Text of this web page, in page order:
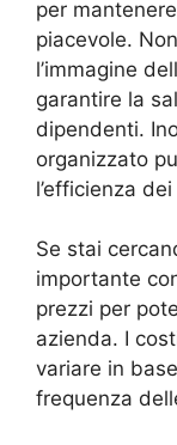
per
piacevole.
l’immagine
garantire la
dipendenti.
organizzato
l’efficienza
Se stai
importante
prezzi per
azienda. I
variare in
frequenza